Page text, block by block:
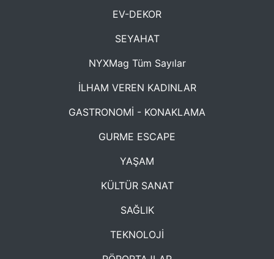
EV-DEKOR
SEYAHAT
NYXMag Tüm Sayılar
İLHAM VEREN KADINLAR
GASTRONOMİ - KONAKLAMA
GURME ESCAPE
YAŞAM
KÜLTÜR SANAT
SAĞLIK
TEKNOLOJİ